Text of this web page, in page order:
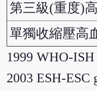
第三級(重度)
單獨收縮壓高
1999 WHO-ISH
2003 ESH-ESC